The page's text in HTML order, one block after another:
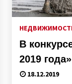
В
2019
18.12.2019